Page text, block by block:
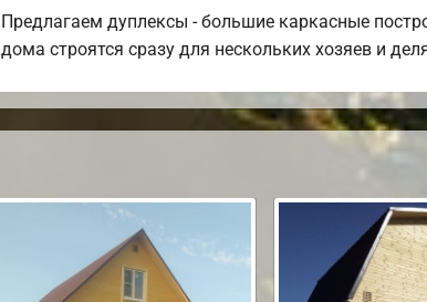
Предлагаем дуплексы - большие каркасные
дома строятся сразу для нескольких хозяев и